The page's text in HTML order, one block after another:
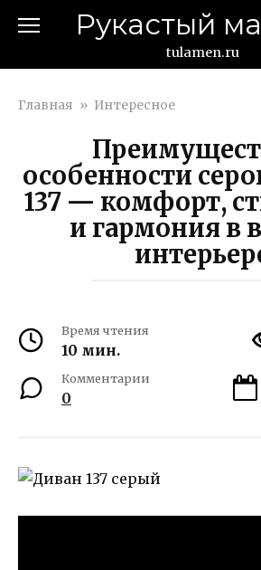
Рукастый
tulamen.ru
Главная » Интересное
особенности
137 — комфорт,
и гармония в
Время чтения
10 мин.
Комментарии
0